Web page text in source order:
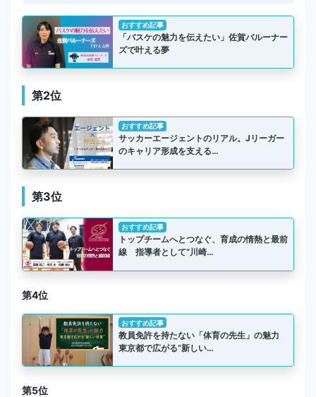
おすすめ記事
「バスケの魅力を伝えたい」佐賀バルーナー
ズで叶える夢
第2位
おすすめ記事
サッカーエージェントのリアル。Jリーガー
のキャリア形成を支える…
第3位
おすすめ記事
トップチームへとつなぐ、育成の情熱と最前
線 指導者として“川崎…
第4位
おすすめ記事
教員免許を持たない「体育の先生」の魅力
東京都で広がる“新しい…
第5位